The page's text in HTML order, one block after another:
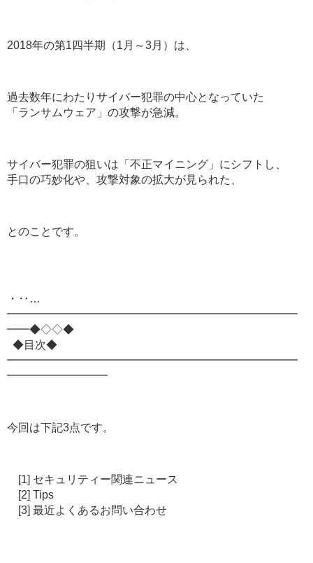
2018年の第1四半期（1月～3月）は、
過去数年にわたりサイバー犯罪の中心となっていた
「ランサムウェア」の攻撃が急減。
サイバー犯罪の狙いは「不正マイニング」にシフトし、
手口の巧妙化や、攻撃対象の拡大が見られた、
とのことです。
・‥…
━━━━━━━━━━━━━━━━━━━━━━━━━━
━━◆◇◇◆
◆目次◆
━━━━━━━━━━━━━━━━━━━━━━━━━━
━━━━━━━━━
今回は下記3点です。
[1] セキュリティー関連ニュース
[2] Tips
[3] 最近よくあるお問い合わせ